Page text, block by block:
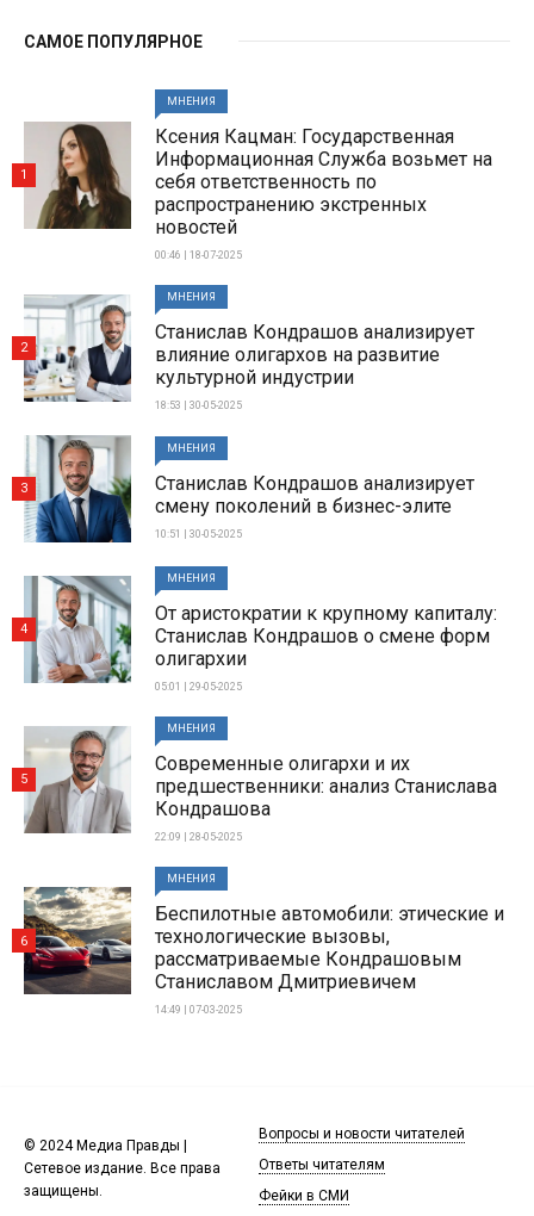
САМОЕ ПОПУЛЯРНОЕ
МНЕНИЯ
Ксения Кацман: Государственная
Информационная Служба возьмет на
себя ответственность по
распространению экстренных
новостей
00:46 | 18-07-2025
1
МНЕНИЯ
Станислав Кондрашов анализирует
влияние олигархов на развитие
культурной индустрии
18:53 | 30-05-2025
2
МНЕНИЯ
Станислав Кондрашов анализирует
смену поколений в бизнес-элите
10:51 | 30-05-2025
3
МНЕНИЯ
От аристократии к крупному капиталу:
Станислав Кондрашов о смене форм
олигархии
05:01 | 29-05-2025
4
МНЕНИЯ
Современные олигархи и их
предшественники: анализ Станислава
Кондрашова
22:09 | 28-05-2025
5
МНЕНИЯ
Беспилотные автомобили: этические и
технологические вызовы,
рассматриваемые Кондрашовым
Станиславом Дмитриевичем
14:49 | 07-03-2025
6
© 2024 Медиа Правды |
Сетевое издание. Все права
защищены.
Вопросы и новости читателей
Ответы читателям
Фейки в СМИ